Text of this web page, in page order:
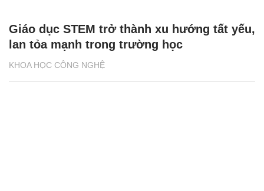
KHOA HỌC CÔNG NGHỆ
Giáo dục STEM trở thành xu hướng tất yếu,
lan tỏa mạnh trong trường học